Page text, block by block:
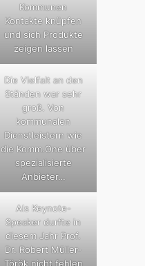
Kommunen
Kontakte knüpfen
und sich Produkte
zeigen lassen
Die Vielfalt an den
Ständen war sehr
groß. Von
kommunalen
Dienstleistern wie
die Komm.One über
spezialisierte
Anbieter…
Als Keynote-
Speaker durfte in
diesem Jahr Prof.
Dr. Robert Müller-
Török nicht fehlen